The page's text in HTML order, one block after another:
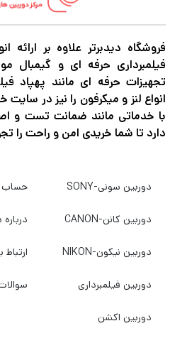
فروشگاه دیدبرتر علاوه بر ارائه
فیلمبرداری حرفه ای و گیمبال
تجهیزات حرفه ای مانند پهپاد
انواع لنز و میکرفون را نیز در
با خدماتی مانند ضمانت تست و
دارد تا شما خریدی امن و راحت را
دوربین سونی-SONY
دوربین کانن-CANON
دوربین نیکون-NIKON
دوربین فیلمبرداری
دوربین اکشن
حساب
درباره
ارتباط